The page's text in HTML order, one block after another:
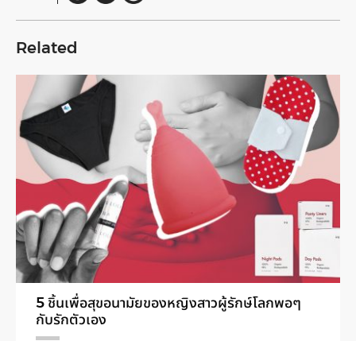
Related
5 ชิ้นเพื่อสุขอนามัยของหญิงสาวผู้รักษ์โลกพอๆ
กับรักตัวเอง